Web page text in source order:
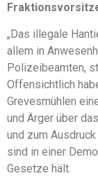
„Das illegale
allem in
Polizeibeamten,
Offensichtlich
Grevesmühlen
und Ärger über
und zum
sind in einer
Gesetze hält.